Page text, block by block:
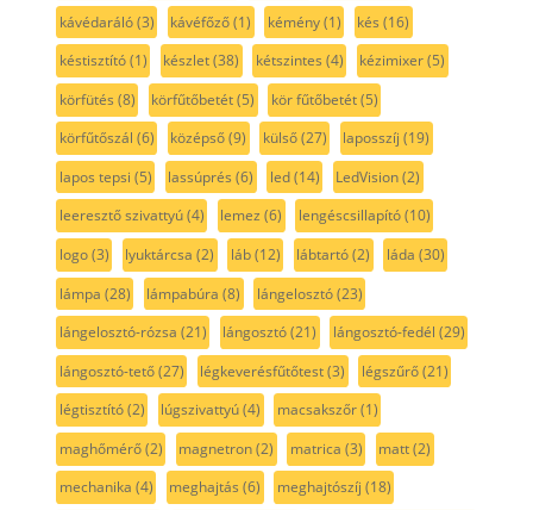
kávédaráló(3) kávéfőző(1) kémény(1) kés (16)
késtisztító(1) készlet(38) kétszintes (4) kézimixer(5)
körfütés (8) körfűtőbetét(5) kör fűtőbetét(5)
körfűtőszál (6) középső(9) külső(27) laposszíj (19)
lapos tepsi (5) lassúprés (6) led(14) LedVision(2)
leeresztő szivattyú(4) lemez (6) lengéscsillapító(10)
logo(3) lyuktárcsa (2) láb(12) lábtartó(2) láda (30)
lámpa (28) lámpabúra (8) lángelosztó(23)
lángelosztó-rózsa (21) lángosztó(21) lángosztó-fedél (29)
lángosztó-tető(27) légkeverésfűtőtest(3) légszűrő(21)
légtisztító(2) lúgszivattyú(4) macsakszőr(1)
maghőmérő(2) magnetron(2) matrica (3) matt(2)
mechanika (4) meghajtás (6) meghajtószíj (18)